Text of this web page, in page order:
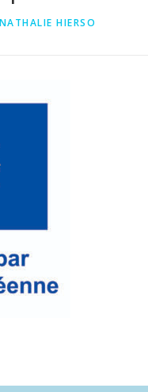
NATHALIE HIERSO